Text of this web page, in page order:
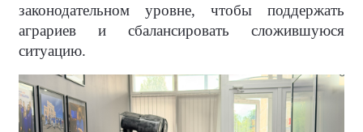
законодательном уровне, чтобы поддержать
аграриев и сбалансировать сложившуюся
ситуацию.